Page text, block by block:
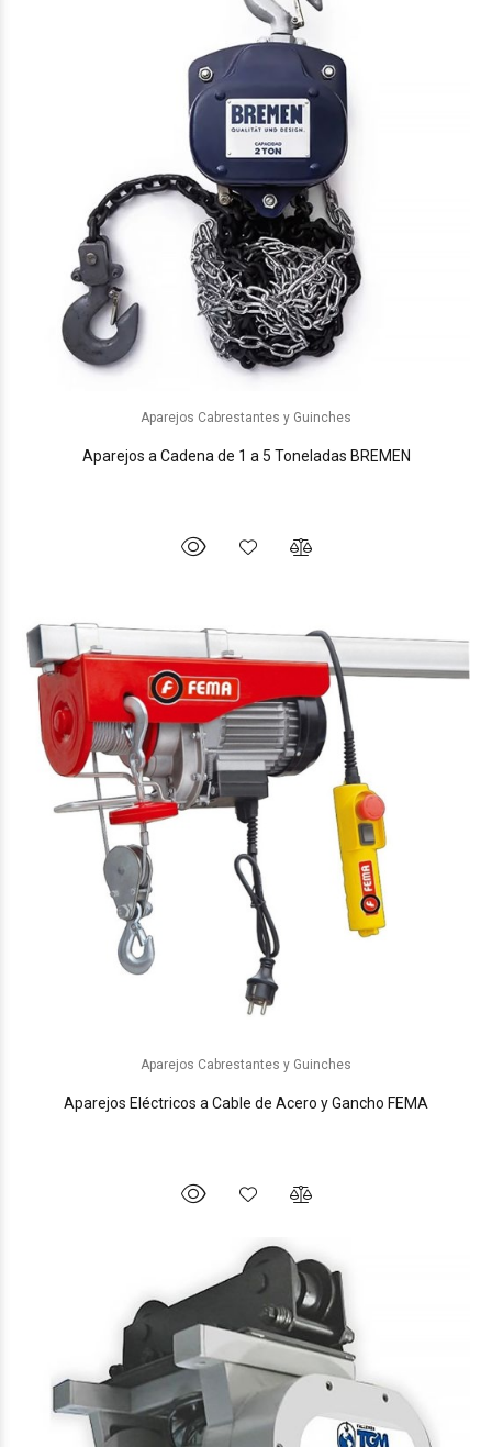
Aparejos Cabrestantes y Guinches
Aparejos a Cadena de 1 a 5 Toneladas BREMEN
Aparejos Cabrestantes y Guinches
Aparejos Eléctricos a Cable de Acero y Gancho FEMA